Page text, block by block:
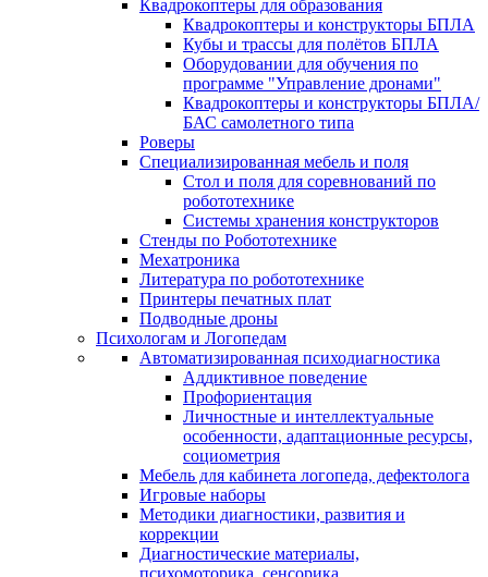
Квадрокоптеры для образования
Квадрокоптеры и конструкторы БПЛА
Кубы и трассы для полётов БПЛА
Оборудовании для обучения по
программе "Управление дронами"
Квадрокоптеры и конструкторы БПЛА/
БАС самолетного типа
Роверы
Специализированная мебель и поля
Стол и поля для соревнований по
робототехнике
Системы хранения конструкторов
Стенды по Робототехнике
Мехатроника
Литература по робототехнике
Принтеры печатных плат
Подводные дроны
Психологам и Логопедам
Автоматизированная психодиагностика
Аддиктивное поведение
Профориентация
Личностные и интеллектуальные
особенности, адаптационные ресурсы,
социометрия
Мебель для кабинета логопеда, дефектолога
Игровые наборы
Методики диагностики, развития и
коррекции
Диагностические материалы,